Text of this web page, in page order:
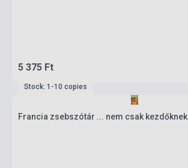
5 375 Ft
Stock: 1-10 copies
Francia zsebszótár ... nem csak kezdőknek